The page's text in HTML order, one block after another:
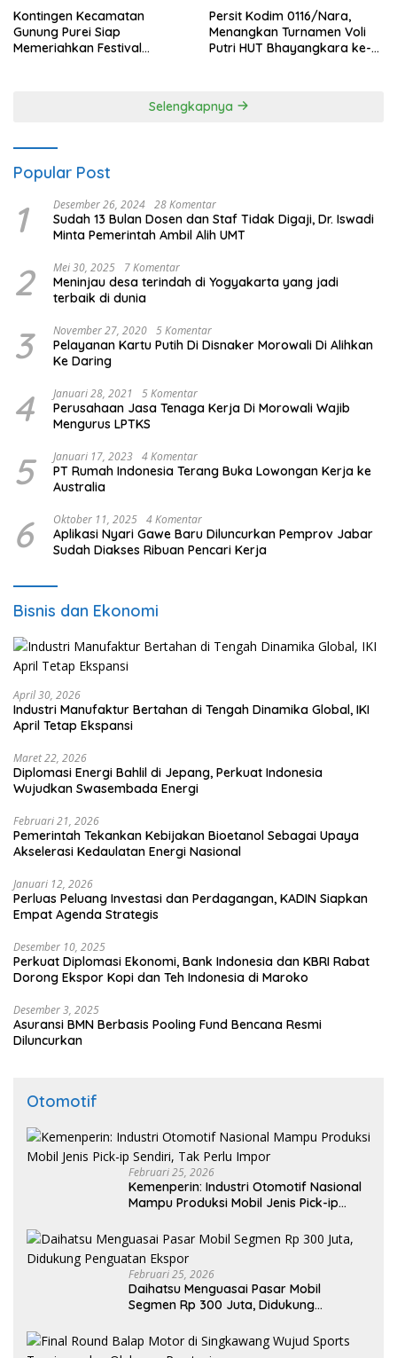
Kontingen Kecamatan
Gunung Purei Siap
Memeriahkan Festival
Persit Kodim 0116/Nara,
Menangkan Turnamen Voli
Putri HUT Bhayangkara ke-
Selengkapnya
Popular Post
1 Desember 26, 2024 28 Komentar
Sudah 13 Bulan Dosen dan Staf Tidak Digaji, Dr. Iswadi
Minta Pemerintah Ambil Alih UMT
2 Mei 30, 2025 7 Komentar
Meninjau desa terindah di Yogyakarta yang jadi
terbaik di dunia
3 November 27, 2020 5 Komentar
Pelayanan Kartu Putih Di Disnaker Morowali Di Alihkan
Ke Daring
4 Januari 28, 2021 5 Komentar
Perusahaan Jasa Tenaga Kerja Di Morowali Wajib
Mengurus LPTKS
5 Januari 17, 2023 4 Komentar
PT Rumah Indonesia Terang Buka Lowongan Kerja ke
Australia
6 Oktober 11, 2025 4 Komentar
Aplikasi Nyari Gawe Baru Diluncurkan Pemprov Jabar
Sudah Diakses Ribuan Pencari Kerja
Bisnis dan Ekonomi
April 30, 2026
Industri Manufaktur Bertahan di Tengah Dinamika Global, IKI
April Tetap Ekspansi
Maret 22, 2026
Diplomasi Energi Bahlil di Jepang, Perkuat Indonesia
Wujudkan Swasembada Energi
Februari 21, 2026
Pemerintah Tekankan Kebijakan Bioetanol Sebagai Upaya
Akselerasi Kedaulatan Energi Nasional
Januari 12, 2026
Perluas Peluang Investasi dan Perdagangan, KADIN Siapkan
Empat Agenda Strategis
Desember 10, 2025
Perkuat Diplomasi Ekonomi, Bank Indonesia dan KBRI Rabat
Dorong Ekspor Kopi dan Teh Indonesia di Maroko
Desember 3, 2025
Asuransi BMN Berbasis Pooling Fund Bencana Resmi
Diluncurkan
Otomotif
Februari 25, 2026
Kemenperin: Industri Otomotif Nasional
Mampu Produksi Mobil Jenis Pick-ip
Februari 25, 2026
Daihatsu Menguasai Pasar Mobil
Segmen Rp 300 Juta, Didukung